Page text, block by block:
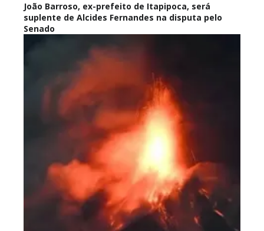
João Barroso, ex-prefeito de Itapipoca, será
suplente de Alcides Fernandes na disputa pelo
Senado